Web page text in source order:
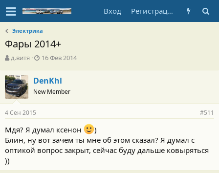
Вход Регистрация
Электрика
Фары 2014+
А
т
о
р
т
е
м
ы
д.витя
Д
а
н
а
л
16 Фев 2014
DenKhl
New Member
4 Сен 2015 #511
Мдя? Я думал ксенон
)
Блин, ну вот зачем ты мне об этом сказал? Я думал с
оптикой вопрос закрыт, сейчас буду дальше ковыряться
))